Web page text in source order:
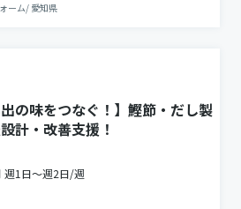
ーム/ 愛知県
の味をつなぐ！】鰹節・だし製
計・改善支援！
週1日〜週2日/週